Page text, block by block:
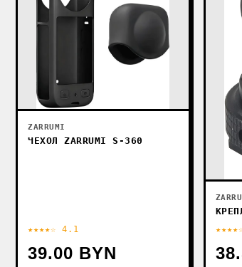
ZARRUMI
ЧЕХОЛ ZARRUMI S-360
★★★★☆ 4.1
39.00 BYN